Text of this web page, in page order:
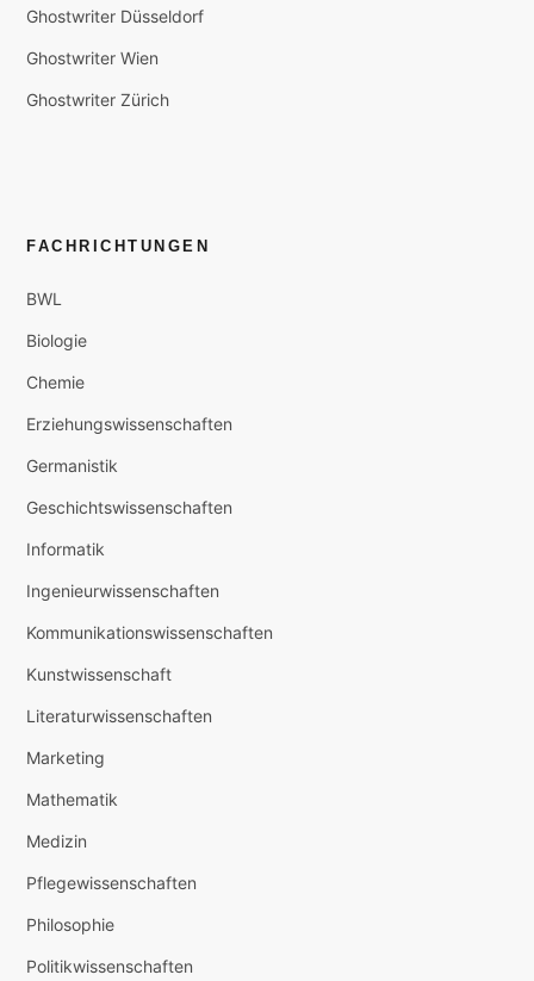
Ghostwriter Düsseldorf
Ghostwriter Wien
Ghostwriter Zürich
FACHRICHTUNGEN
BWL
Biologie
Chemie
Erziehungswissenschaften
Germanistik
Geschichtswissenschaften
Informatik
Ingenieurwissenschaften
Kommunikationswissenschaften
Kunstwissenschaft
Literaturwissenschaften
Marketing
Mathematik
Medizin
Pflegewissenschaften
Philosophie
Politikwissenschaften